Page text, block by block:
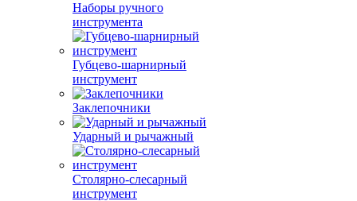
Наборы ручного
инструмента
Губцево-шарнирный
инструмент
Заклепочники
Ударный и рычажный
Столярно-слесарный
инструмент